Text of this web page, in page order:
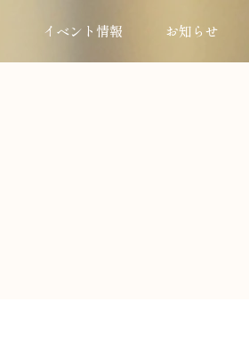
イベント情報 お知らせ